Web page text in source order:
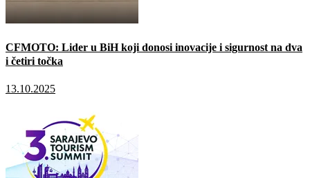
CFMOTO: Lider u BiH koji donosi inovacije i sigurnost na dva
i četiri točka
13.10.2025